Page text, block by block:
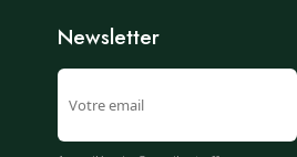
Newsletter